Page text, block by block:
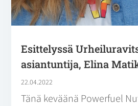
Esittelyssä
asiantuntija, Elina
22.04.2022
Tänä keväänä Powerfuel